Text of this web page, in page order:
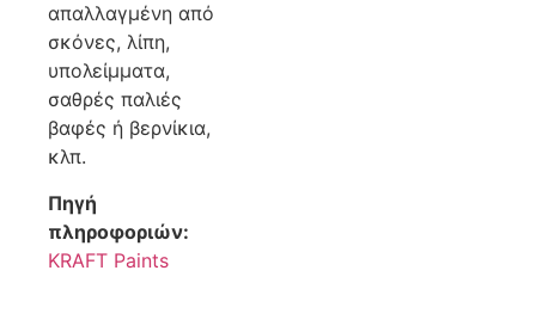
απαλλαγμένη από
σκόνες, λίπη,
υπολείμματα,
σαθρές παλιές
βαφές ή βερνίκια,
κλπ.
Πηγή
πληροφοριών:
KRAFT Paints